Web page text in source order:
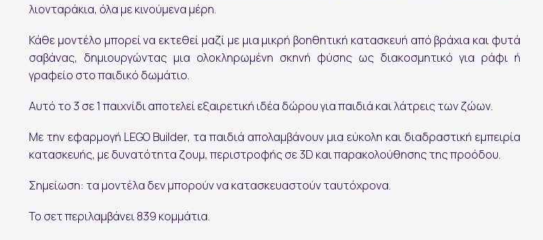
λιονταράκια, όλα με κινούμενα μέρη.
Κάθε μοντέλο μπορεί να εκτεθεί μαζί με μια μικρή βοηθητική κατασκευή από βράχια και φυτά
σαβάνας, δημιουργώντας μια ολοκληρωμένη σκηνή φύσης ως διακοσμητικό για ράφι ή
γραφείο στο παιδικό δωμάτιο.
Αυτό το 3 σε 1 παιχνίδι αποτελεί εξαιρετική ιδέα δώρου για παιδιά και λάτρεις των ζώων.
Με την εφαρμογή LEGO Builder, τα παιδιά απολαμβάνουν μια εύκολη και διαδραστική εμπειρία
κατασκευής, με δυνατότητα ζουμ, περιστροφής σε 3D και παρακολούθησης της προόδου.
Σημείωση: τα μοντέλα δεν μπορούν να κατασκευαστούν ταυτόχρονα.
Το σετ περιλαμβάνει 839 κομμάτια.
εγγραφή